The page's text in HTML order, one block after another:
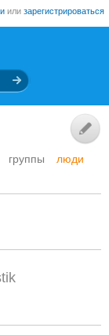
или зарегистрироваться
группы
люди